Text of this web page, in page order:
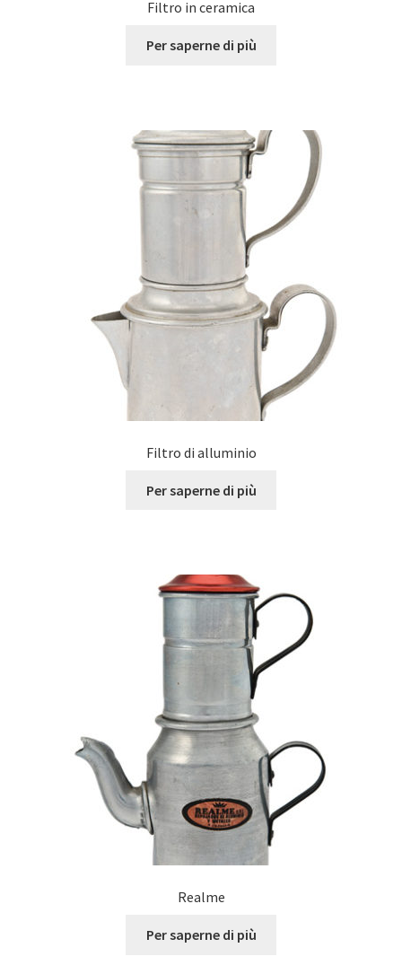
Filtro in ceramica
Per saperne di più
Filtro di alluminio
Per saperne di più
Realme
Per saperne di più